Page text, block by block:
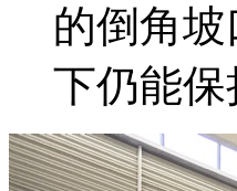
的倒角
下仍能